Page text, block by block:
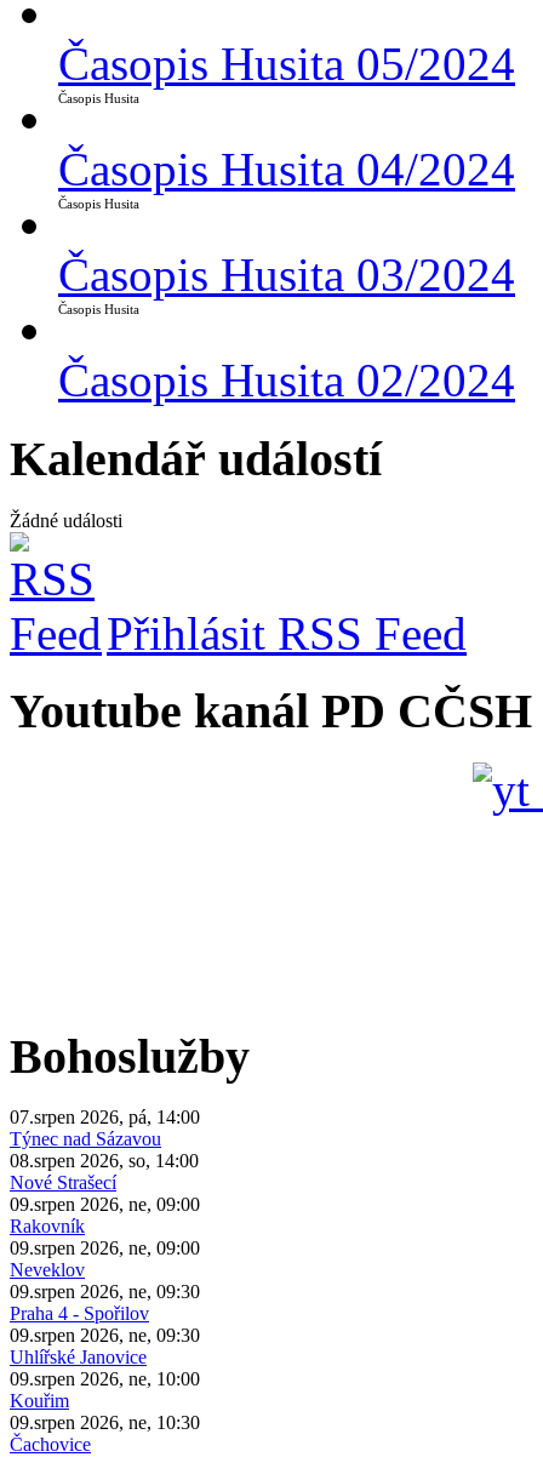
Časopis Husita 05/2024
Časopis Husita
Časopis Husita 04/2024
Časopis Husita
Časopis Husita 03/2024
Časopis Husita
Časopis Husita 02/2024
Kalendář událostí
Žádné události
Přihlásit RSS Feed
Youtube kanál PD CČSH
Bohoslužby
07.srpen 2026, pá, 14:00
Týnec nad Sázavou
08.srpen 2026, so, 14:00
Nové Strašecí
09.srpen 2026, ne, 09:00
Rakovník
09.srpen 2026, ne, 09:00
Neveklov
09.srpen 2026, ne, 09:30
Praha 4 - Spořilov
09.srpen 2026, ne, 09:30
Uhlířské Janovice
09.srpen 2026, ne, 10:00
Kouřim
09.srpen 2026, ne, 10:30
Čachovice